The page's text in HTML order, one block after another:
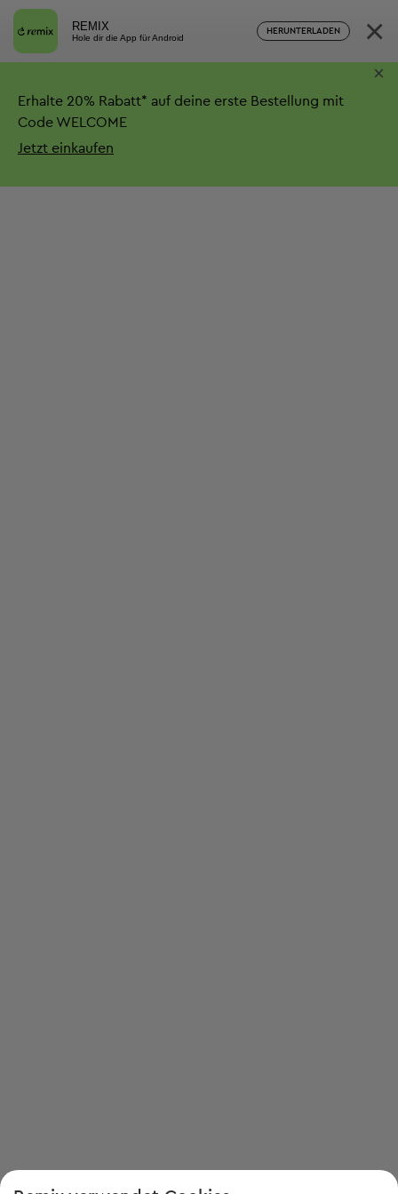
REMIX
Hole dir die App für Android
HERUNTERLADEN ×
Erhalte 20% Rabatt* auf deine erste Bestellung mit
Code WELCOME
Jetzt einkaufen
×